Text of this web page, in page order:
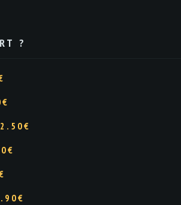
?
€
2.50€
€
€